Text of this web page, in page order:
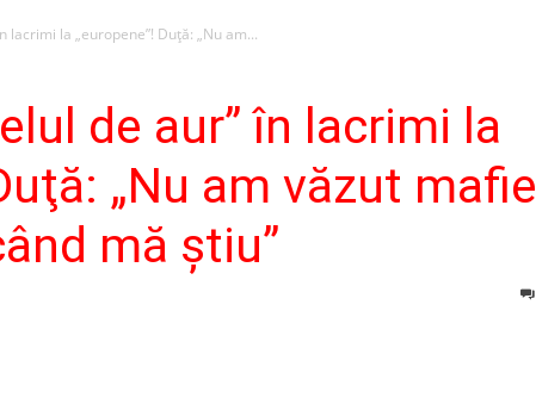
lacrimi la „europene”! Duţă: „Nu am...
de aur” în lacrimi la
„Nu am văzut mafie
mă ştiu”